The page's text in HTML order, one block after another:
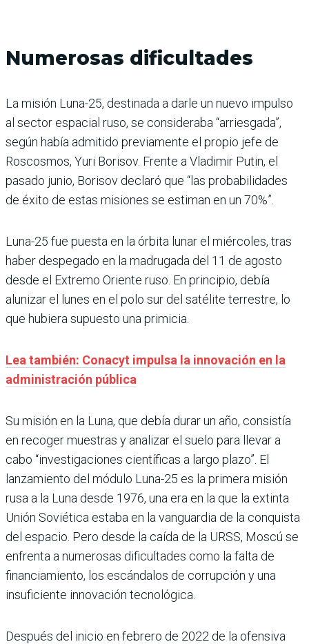
Numerosas dificultades
La misión Luna-25, destinada a darle un nuevo impulso
al sector espacial ruso, se consideraba “arriesgada”,
según había admitido previamente el propio jefe de
Roscosmos, Yuri Borisov. Frente a Vladimir Putin, el
pasado junio, Borisov declaró que “las probabilidades
de éxito de estas misiones se estiman en un 70%”.
Luna-25 fue puesta en la órbita lunar el miércoles, tras
haber despegado en la madrugada del 11 de agosto
desde el Extremo Oriente ruso. En principio, debía
alunizar el lunes en el polo sur del satélite terrestre, lo
que hubiera supuesto una primicia.
Lea también: Conacyt impulsa la innovación en la
administración pública
Su misión en la Luna, que debía durar un año, consistía
en recoger muestras y analizar el suelo para llevar a
cabo “investigaciones científicas a largo plazo”. El
lanzamiento del módulo Luna-25 es la primera misión
rusa a la Luna desde 1976, una era en la que la extinta
Unión Soviética estaba en la vanguardia de la conquista
del espacio. Pero desde la caída de la URSS, Moscú se
enfrenta a numerosas dificultades como la falta de
financiamiento, los escándalos de corrupción y una
insuficiente innovación tecnológica.
Después del inicio en febrero de 2022 de la ofensiva